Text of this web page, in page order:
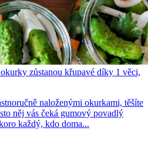
zůstanou křupavé díky 1 věci,
naloženými okurkami, těšíte
něj vás čeká gumový povadlý
každý, kdo doma...